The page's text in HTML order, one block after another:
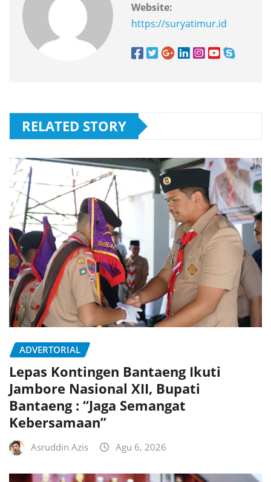
Website:
https://suryatimur.id
RELATED STORY
ADVERTORIAL
Lepas Kontingen Bantaeng Ikuti
Jambore Nasional XII, Bupati
Bantaeng : “Jaga Semangat
Kebersamaan”
Asruddin Azis Agu 6, 2026